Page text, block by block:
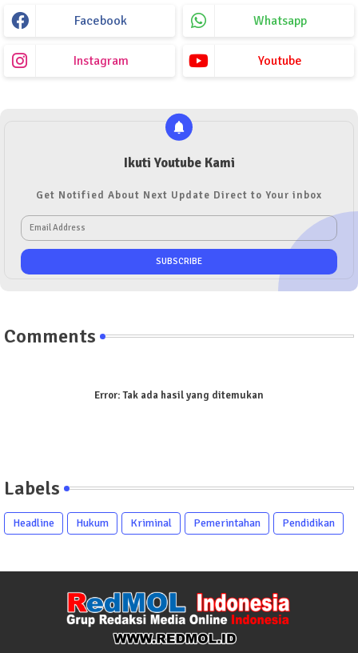
Facebook Whatsapp
Instagram Youtube
Ikuti Youtube Kami
Get Notified About Next Update Direct to Your inbox
Comments
Error:Tak ada hasil yang ditemukan
Labels
Headline Hukum Kriminal Pemerintahan Pendidikan